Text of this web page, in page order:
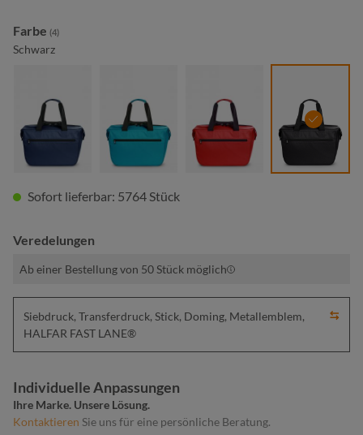
Farbe auswählen
(4)
Schwarz
marine petrol rot schwarz
Sofort lieferbar: 5764 Stück
Veredelungen
Ab einer Bestellung von 50 Stück möglich
Siebdruck, Transferdruck, Stick, Doming, Metallemblem,
HALFAR FAST LANE®
Individuelle Anpassungen
Ihre Marke. Unsere Lösung.
Kontaktieren Sie uns für eine persönliche Beratung.